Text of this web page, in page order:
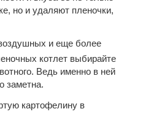
но и удаляют пленочки,
и еще более
котлет выбирайте
Ведь именно в ней
заметна.
картофелину в